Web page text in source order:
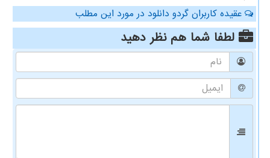
عقیده کاربران گردو دانلود در مورد این مطلب
لطفا شما همنظر دهید